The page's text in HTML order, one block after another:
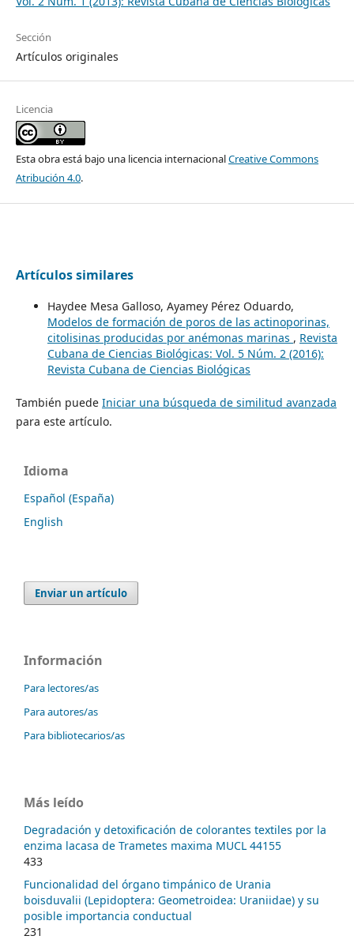
Sección
Artículos originales
Licencia
Esta obra está bajo una licencia internacionalCreative Commons
Atribución 4.0.
Artículos similares
Haydee Mesa Galloso, Ayamey Pérez Oduardo,
Modelos de formación de poros de las actinoporinas,
citolisinas producidas por anémonas marinas , Revista
Cubana de Ciencias Biológicas: Vol. 5 Núm. 2 (2016):
Revista Cubana de Ciencias Biológicas
También puede Iniciar una búsqueda de similitud avanzada
para este artículo.
Idioma
Español (España)
English
Enviar un artículo
Información
Para lectores/as
Para autores/as
Para bibliotecarios/as
Más leído
Degradación y detoxificación de colorantes textiles por la
enzima lacasa de Trametes maxima MUCL 44155
433
Funcionalidad del órgano timpánico de Urania
boisduvalii (Lepidoptera: Geometroidea: Uraniidae) y su
posible importancia conductual
231